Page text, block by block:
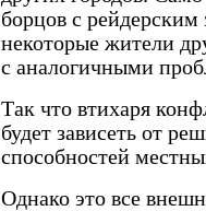
борцов с
некоторые жители
с аналогичными
Так что втихаря
будет зависеть от
способностей
Однако это все